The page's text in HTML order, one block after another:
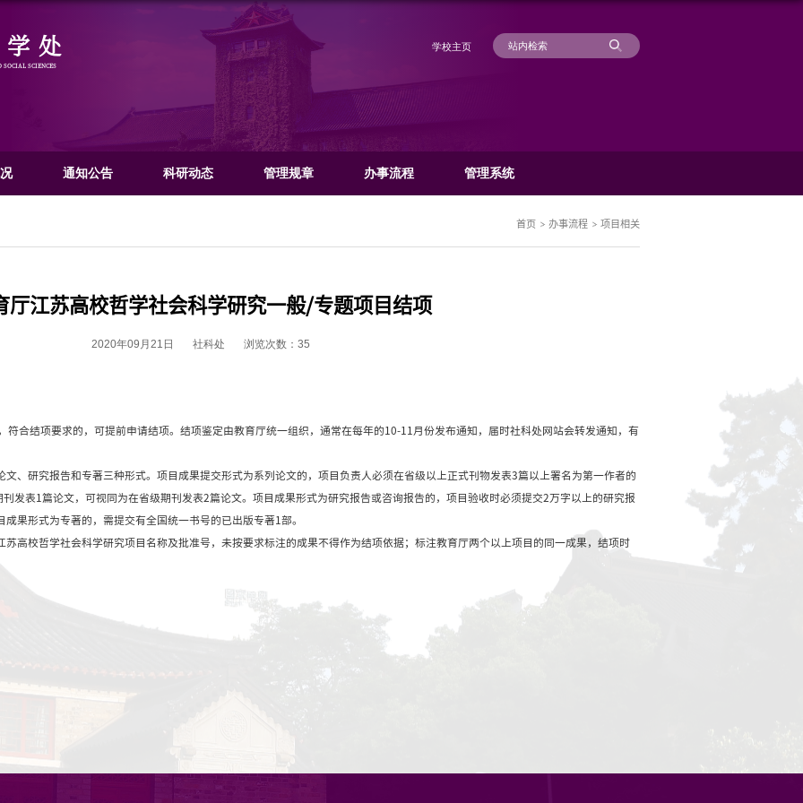
社会科学处
OFFICE OF HUMANITIES AND SOCIAL SCIENCES
概况 文科概况 通知公告 科研动态 管理规章
教育厅江苏高校哲学社会科学研究一般/专题项目结项
2020年09月21日 社科处 浏览次数：35
的研究周期通常为2-3年，符合结项要求的，可提前申请结项。结项鉴定由教育厅统一组织，通常在每年的10-11月份
目成果形式主要为系列论文、研究报告和专著三种形式。项目成果提交形式为系列论文的，项目负责人必须在省级
时必须在显著位置标注江苏高校哲学社会科学研究项目名称及批准号，未按要求标注的成果不得作为结项依据；标